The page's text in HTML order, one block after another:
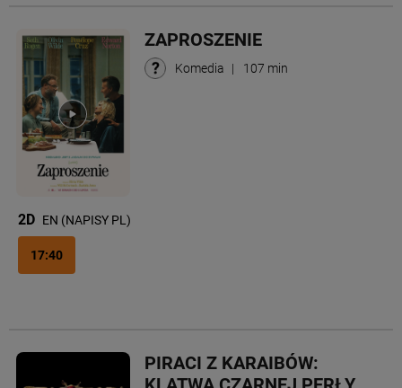
ZAPROSZENIE
Komedia | 107 min
2D EN (NAPISY PL)
17:40
PIRACI Z KARAIBÓW: